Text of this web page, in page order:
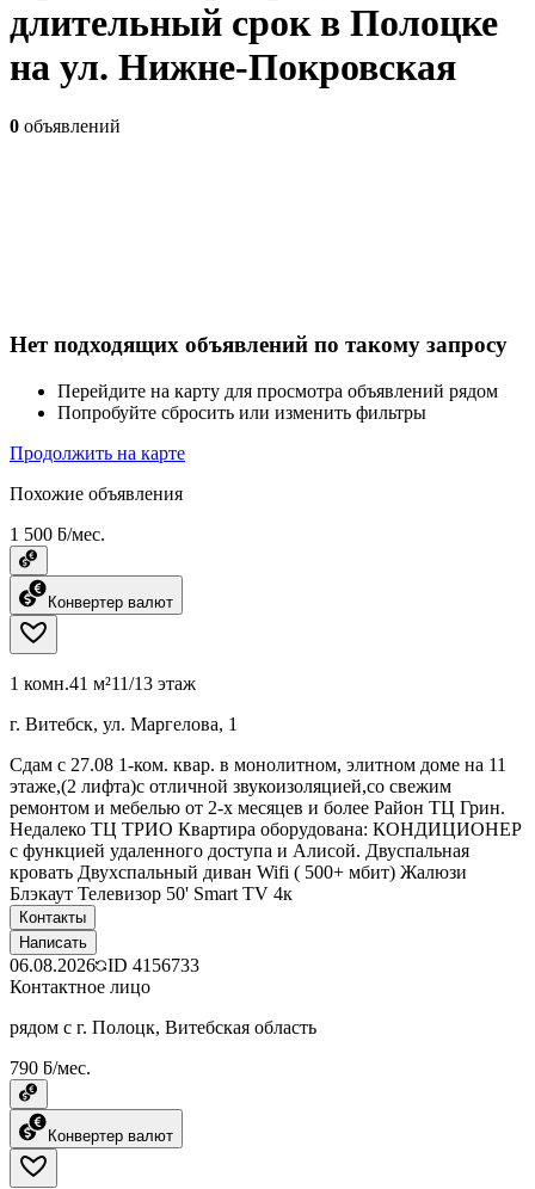
длительный срок в Полоцке
на ул. Нижне-Покровская
0 объявлений
Нет подходящих объявлений по такому запросу
Перейдите на карту для просмотра объявлений рядом
Попробуйте сбросить или изменить фильтры
Продолжить на карте
Похожие объявления
1 500 ƃ/мес.
Конвертер валют
1 комн.41 м²11/13 этаж
г. Витебск, ул. Маргелова, 1
Сдам с 27.08 1-ком. квар. в монолитном, элитном доме на 11
этаже,(2 лифта)с отличной звукоизоляцией,со свежим
ремонтом и мебелью от 2-х месяцев и более Район ТЦ Грин.
Недалеко ТЦ ТРИО Квартира оборудована: КОНДИЦИОНЕР
с функцией удаленного доступа и Алисой. Двуспальная
кровать Двухспальный диван Wifi ( 500+ мбит) Жалюзи
Блэкаут Телевизор 50' Smart TV 4к
Контакты
Написать
06.08.2026 ID 4156733
Контактное лицо
рядом с г. Полоцк, Витебская область
790 ƃ/мес.
Конвертер валют